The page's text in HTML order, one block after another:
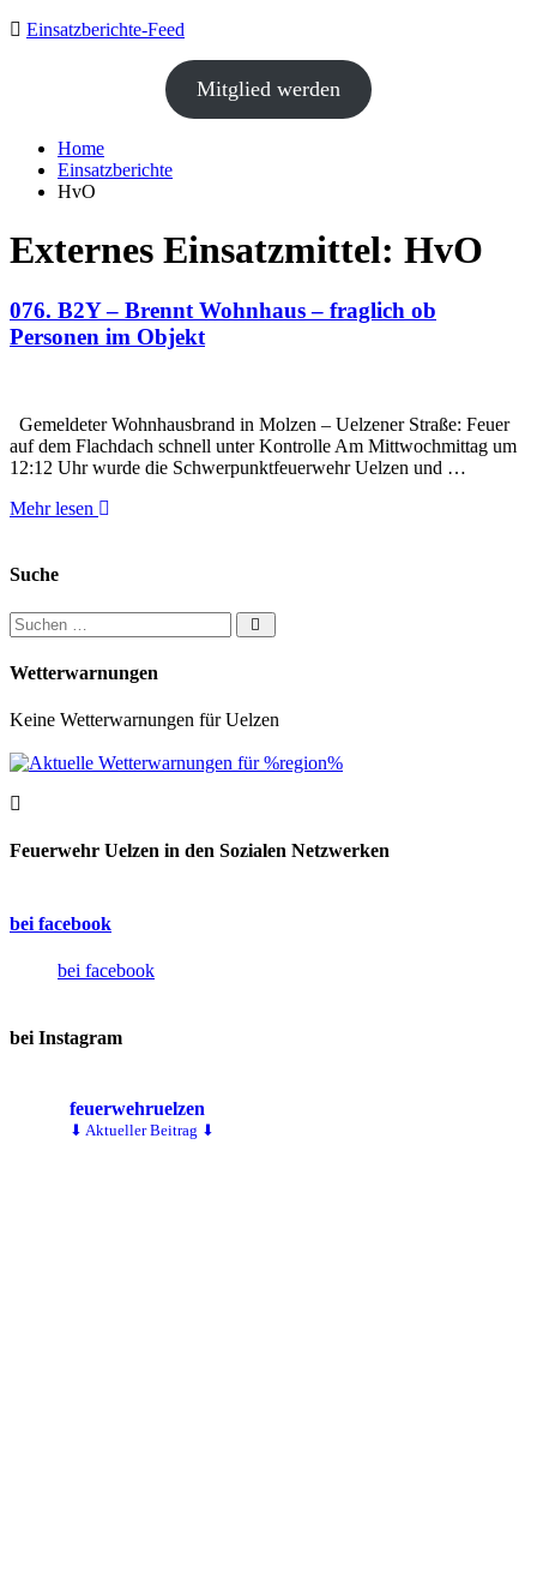
Einsatzberichte-Feed
Mitglied werden
Home
Einsatzberichte
HvO
Externes Einsatzmittel: HvO
076. B2Y – Brennt Wohnhaus – fraglich ob
Personen im Objekt
Gemeldeter Wohnhausbrand in Molzen – Uelzener Straße: Feuer
auf dem Flachdach schnell unter Kontrolle Am Mittwochmittag um
12:12 Uhr wurde die Schwerpunktfeuerwehr Uelzen und …
Mehr lesen
Suche
Suchen nach:
Wetterwarnungen
Keine Wetterwarnungen für Uelzen
Feuerwehr Uelzen in den Sozialen Netzwerken
bei facebook
bei facebook
bei Instagram
feuerwehruelzen
⬇ Aktueller Beitrag ⬇